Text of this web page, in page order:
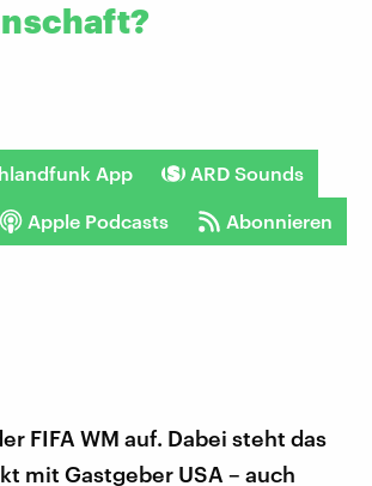
App ARD Sounds
Apple Podcasts Abonnieren
FIFA WM auf. Dabei steht das
mit Gastgeber USA – auch